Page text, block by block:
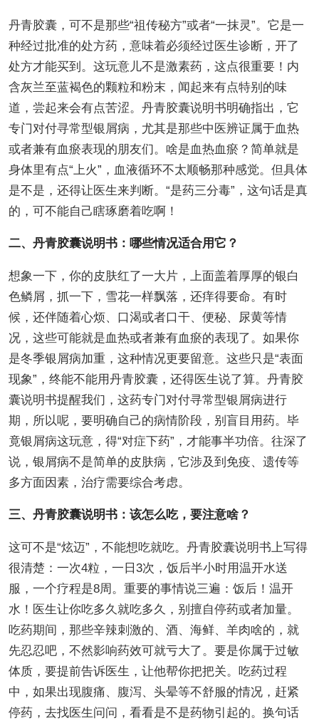
丹青胶囊，可不是那些“祖传秘方”或者“一抹灵”。它是一
种经过批准的处方药，意味着必须经过医生诊断，开了
处方才能买到。这玩意儿不是激素药，这点很重要！内
含灰兰至蓝褐色的颗粒和粉末，闻起来有点特别的味
道，尝起来会有点苦涩。丹青胶囊说明书明确指出，它
专门对付寻常型银屑病，尤其是那些中医辨证属于血热
或者兼有血瘀表现的朋友们。啥是血热血瘀？简单就是
身体里有点“上火”，血液循环不太顺畅那种感觉。但具体
是不是，还得让医生来判断。“是药三分毒”，这句话是真
的，可不能自己瞎琢磨着吃啊！
二、丹青胶囊说明书：哪些情况适合用它？
想象一下，你的皮肤红了一大片，上面盖着厚厚的银白
色鳞屑，抓一下，雪花一样飘落，还痒得要命。有时
候，还伴随着心烦、口渴或者口干、便秘、尿黄等情
况，这些可能就是血热或者兼有血瘀的表现了。如果你
是冬季银屑病加重，这种情况更要留意。这些只是“表面
现象”，终能不能用丹青胶囊，还得医生说了算。丹青胶
囊说明书提醒我们，这药专门对付寻常型银屑病进行
期，所以呢，要明确自己的病情阶段，别盲目用药。毕
竟银屑病这玩意，得“对症下药”，才能事半功倍。往深了
说，银屑病不是简单的皮肤病，它涉及到免疫、遗传等
多方面因素，治疗需要综合考虑。
三、丹青胶囊说明书：该怎么吃，要注意啥？
这可不是“炫迈”，不能想吃就吃。丹青胶囊说明书上写得
很清楚：一次4粒，一日3次，饭后半小时用温开水送
服，一个疗程是8周。重要的事情说三遍：饭后！温开
水！医生让你吃多久就吃多久，别擅自停药或者加量。
吃药期间，那些辛辣刺激的、酒、海鲜、羊肉啥的，就
先忍忍吧，不然影响药效可就亏大了。要是你属于过敏
体质，要提前告诉医生，让他帮你把把关。吃药过程
中，如果出现腹痛、腹泻、头晕等不舒服的情况，赶紧
停药，去找医生问问，看看是不是药物引起的。换句话